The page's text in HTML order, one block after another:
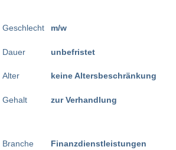
Geschlecht
Dauer
Alter
Gehalt
m/w
unbefristet
keine Altersbeschränkung
zur Verhandlung
Branche Finanzdienstleistungen